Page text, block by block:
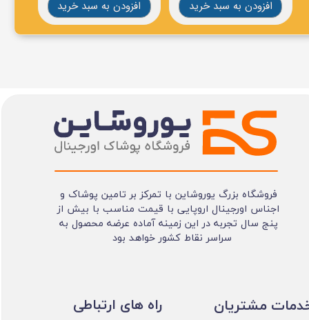
افزودن به سبد خرید افزودن به سبد خرید
فروشگاه بزرگ یوروشاین با تمرکز بر تامین پوشاک و
اجناس اورجینال اروپایی با قیمت مناسب با بیش از
پنج سال تجربه در این زمینه آماده عرضه محصول به
سراسر نقاط کشور خواهد بود
مشتریان ​​راه های ارتباطی